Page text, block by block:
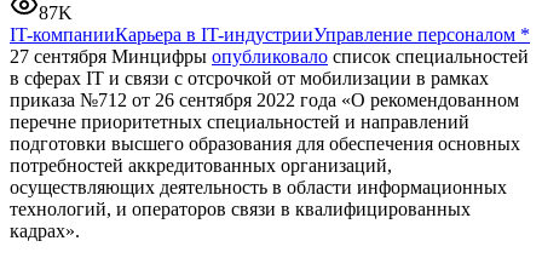
87K
IT-компанииКарьера в IT-индустрииУправление персоналом *
27 сентября Минцифры опубликовало список специальностей
в сферах IT и связи с отсрочкой от мобилизации в рамках
приказа №712 от 26 сентября 2022 года «О рекомендованном
перечне приоритетных специальностей и направлений
подготовки высшего образования для обеспечения основных
потребностей аккредитованных организаций,
осуществляющих деятельность в области информационных
технологий, и операторов связи в квалифицированных
кадрах».